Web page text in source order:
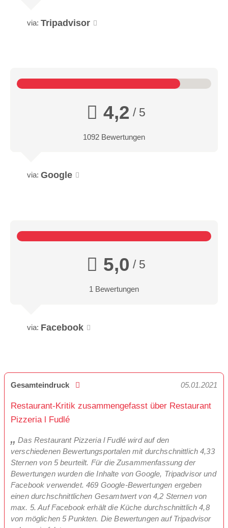
via: Tripadvisor
4,2 / 5
1092 Bewertungen
via: Google
5,0 / 5
1 Bewertungen
via: Facebook
Gesamteindruck 05.01.2021
Restaurant-Kritik zusammengefasst über Restaurant
Pizzeria l Fudlé
Das Restaurant Pizzeria l Fudlé wird auf den
verschiedenen Bewertungsportalen mit durchschnittlich 4,33
Sternen von 5 beurteilt. Für die Zusammenfassung der
Bewertungen wurden die Inhalte von Google, Tripadvisor und
Facebook verwendet. 469 Google-Bewertungen ergeben
einen durchschnittlichen Gesamtwert von 4,2 Sternen von
max. 5. Auf Facebook erhält die Küche durchschnittlich 4,8
von möglichen 5 Punkten. Die Bewertungen auf Tripadvisor